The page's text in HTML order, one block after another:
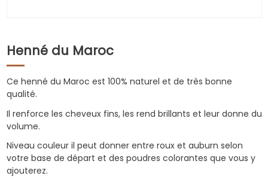
Henné du Maroc
Ce henné du Maroc est 100% naturel et de très bonne
qualité.
Il renforce les cheveux fins, les rend brillants et leur donne du
volume.
Niveau couleur il peut donner entre roux et auburn selon
votre base de départ et des poudres colorantes que vous y
ajouterez.